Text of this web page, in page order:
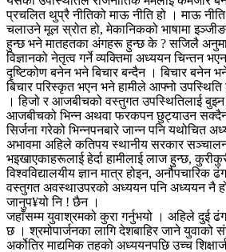
प्रचलित थुप्रै नीतिको माऊ नीति हो । माऊ
चलाउने मूल स्रोत हो, मेकानिकको भाषामा
हुन्छ भने मातहतका अंगहरू हुन्छ के ? सजिलै
विज्ञानको नेतृत्व गर्ने व्यक्तिमा अध्ययन चिन्तन
दृष्टिकोण बनेन भने बिचार बन्दैन । बिचार बनेन
बिचार परिस्कृत भएन भने हामीले आफ्नो
। हिजो र आजबीचको वस्तुगत उपस्थितिलाई
आजबीचको भिन्न अथवा फरकपन छुट्याउन
सिर्जना गरेको भिन्नपनबारे जान्न पनि
अभावमा अहिले कतिपय स्थानीय सरकार
भइखाएकाहरूलाई हेर्दा हामीलाई लाज हुन्छ,
विश्वविद्यालयीय ज्ञान मात्र होइन,
वस्तुगत अवस्थाउपरको अध्ययन पनि अध्ययन नै
जानुप¥यो नि ! छैन ।
जहाँसम्म युवाश्रमको कुरा गर्नुभयो । अहिले दुई
छ । श्रमोपार्जनका लागि देशबाहिर जाने युवाको
अर्कोतिर माद्यमिक तहको अध्ययनपछि उच्च